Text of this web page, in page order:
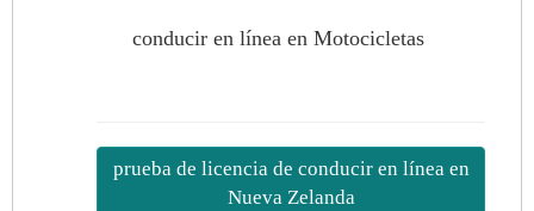
conducir en línea en Motocicletas
prueba de licencia de conducir en línea en
Nueva Zelanda